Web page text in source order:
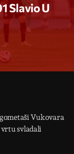
Slavio U
Vukovara
vrtu svladali